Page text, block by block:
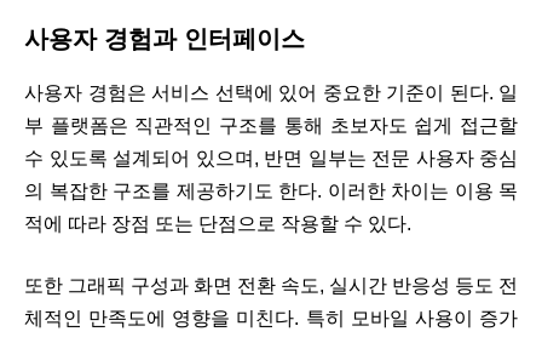
사용자 경험과 인터페이스
사용자 경험은 서비스 선택에 있어 중요한 기준이 된다. 일
부 플랫폼은 직관적인 구조를 통해 초보자도 쉽게 접근할
수 있도록 설계되어 있으며, 반면 일부는 전문 사용자 중심
의 복잡한 구조를 제공하기도 한다. 이러한 차이는 이용 목
적에 따라 장점 또는 단점으로 작용할 수 있다.
또한 그래픽 구성과 화면 전환 속도, 실시간 반응성 등도 전
체적인 만족도에 영향을 미친다. 특히 모바일 사용이 증가